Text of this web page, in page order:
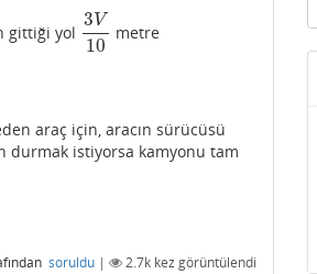
gittiği yol
3V
10
3V10 metre
araç için, aracın sürücüsü
durmak istiyorsa kamyonu tam
soruldu | 2.7k kez görüntülendi